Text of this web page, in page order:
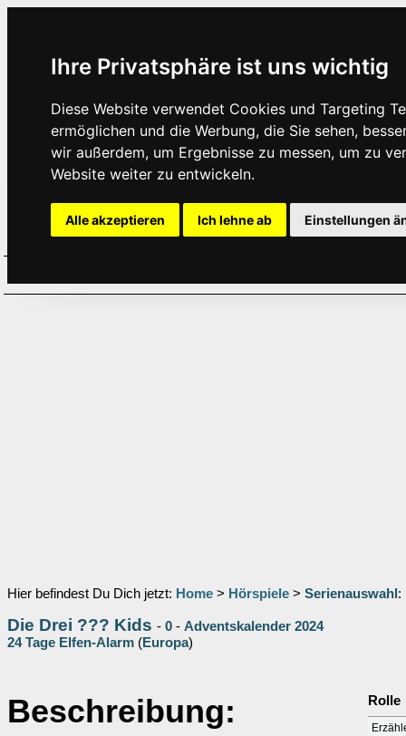
Ihre Privatsphäre ist uns wichtig
Diese Website verwendet Cookies und Targeting
ermöglichen und die Werbung, die Sie sehen,
wir außerdem, um Ergebnisse zu messen, um zu
Website weiter zu entwickeln.
Alle akzeptieren Ich lehne ab Einstellungen
Hier befindest Du Dich jetzt: Home > Hörspiele > Serienauswahl :
Die Drei ??? Kids - 0 - Adventskalender 2024
24 Tage Elfen-Alarm (Europa)
Beschreibung: Rolle